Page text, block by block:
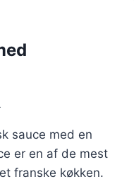
sauce med en
er en af de mest
franske køkken.